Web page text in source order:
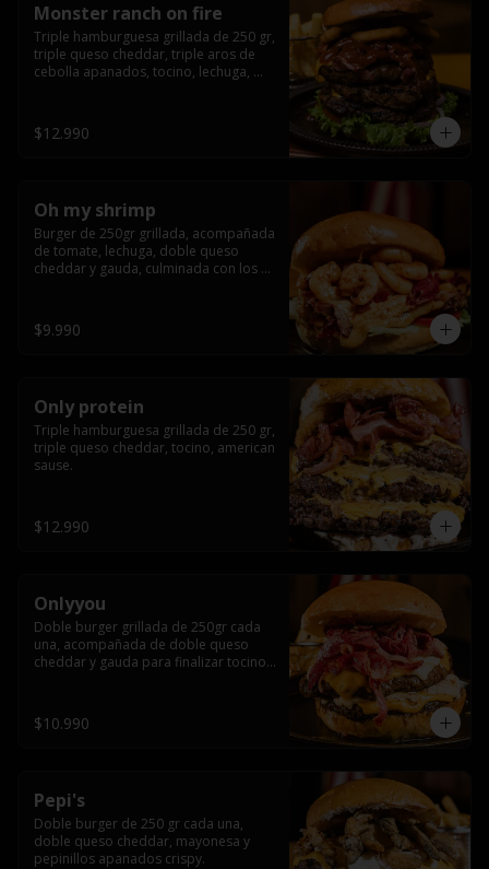
Monster ranch on fire
Triple hamburguesa grillada de 250 gr,
triple queso cheddar, triple aros de
cebolla apanados, tocino, lechuga,
jalapeños de texas.
$12.990
Oh my shrimp
Burger de 250gr grillada, acompañada
de tomate, lechuga, doble queso
cheddar y gauda, culminada con los
$9.990
Only protein
Triple hamburguesa grillada de 250 gr,
triple queso cheddar, tocino, american
sause.
$12.990
Onlyyou
Doble burger grillada de 250gr cada
una, acompañada de doble queso
cheddar y gauda para finalizar tocino
$10.990
Pepi's
Doble burger de 250 gr cada una,
doble queso cheddar, mayonesa y
pepinillos apanados crispy.